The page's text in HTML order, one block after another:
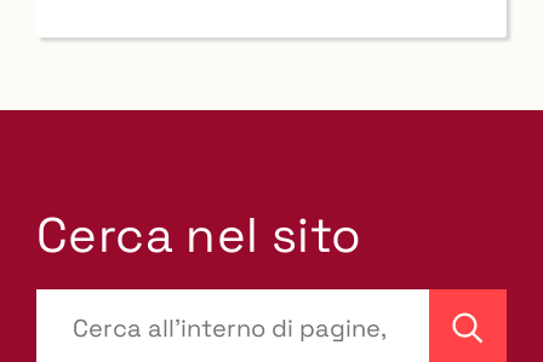
Cerca nel sito
site-
Cerca